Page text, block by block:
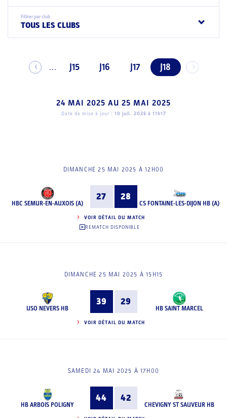
Filtrer par club
TOUS LES CLUBS
... J15 J16 J17 J18
24 MAI 2025 AU 25 MAI 2025
Date de mise à jour : 10 juil. 2026 à 11h17
DIMANCHE 25 MAI 2025 À 12H00
HBC SEMUR-EN-AUXOIS (A)
27 28
CS FONTAINE-LES-DIJON HB (A)
VOIR DÉTAIL DU MATCH
REMATCH DISPONIBLE
DIMANCHE 25 MAI 2025 À 15H15
USO NEVERS HB
39 29
HB SAINT MARCEL
VOIR DÉTAIL DU MATCH
SAMEDI 24 MAI 2025 À 17H00
HB ARBOIS POLIGNY
44 42
CHEVIGNY ST SAUVEUR HB